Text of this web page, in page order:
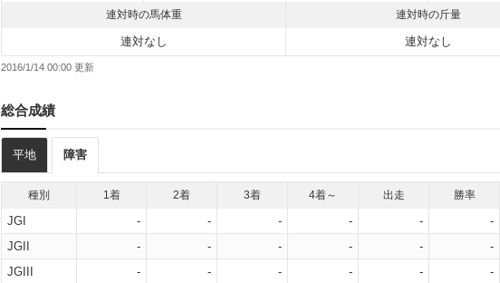
連対時の馬体重 連対時の斤量
連対なし 連対なし
2016/1/14 00:00
総合成績
平地 障害
種別 1着 2着 3着 4着～ 出走 勝率
JGI - - - - - -
JGII
- - - - - -
JGIII
- - - - - -